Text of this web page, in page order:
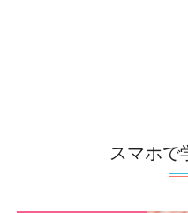
スマホで